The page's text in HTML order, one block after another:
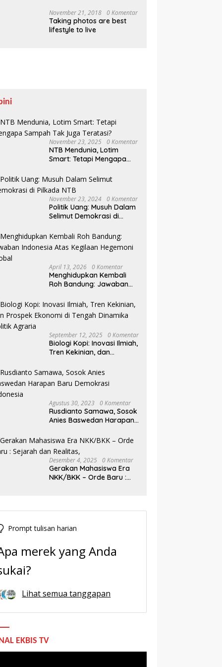
hingga Tanam 1.000
Mangrove
November 21, 2018 0 Komentar
Taking photos are best
lifestyle to live
November 23, 2025 0 Komentar
NTB Mendunia, Lotim
Smart: Tetapi Mengapa
Teratasi?
November 23, 2024 0 Komentar
Politik Uang: Musuh Dalam
Selimut Demokrasi di
April 13, 2026 0 Komentar
Menghidupkan Kembali
Roh Bandung: Jawaban
Hegemoni Global
September 12, 2025 0 Komentar
Biologi Kopi: Inovasi Ilmiah,
Tren Kekinian, dan
Tengah Dinamika Politik
Agraria
Agustus 30, 2023 0 Komentar
Rusdianto Samawa, Sosok
Anies Baswedan Harapan
Desember 4, 2025 0 Komentar
Gerakan Mahasiswa Era
NKK/BKK – Orde Baru :
Prompt tulisan harian
merek yang Anda
Lihat semua tanggapan
EKBIS TV